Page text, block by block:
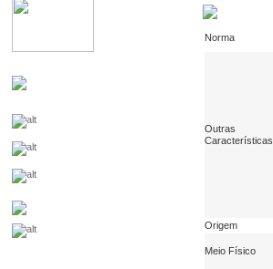
Norma
Outras
Características
Origem
Meio Físico